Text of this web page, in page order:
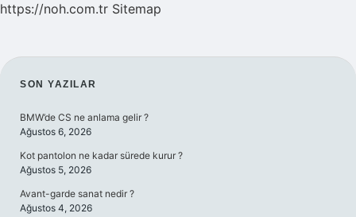
https://noh.com.tr Sitemap
SIDEBAR
SON YAZILAR
BMW’de CS ne anlama gelir ?
Ağustos 6, 2026
Kot pantolon ne kadar sürede kurur ?
Ağustos 5, 2026
Avant-garde sanat nedir ?
Ağustos 4, 2026